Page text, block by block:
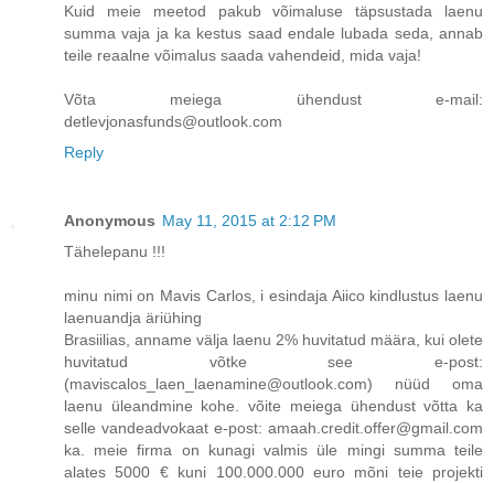
Kuid meie meetod pakub võimaluse täpsustada laenu
summa vaja ja ka kestus saad endale lubada seda, annab
teile reaalne võimalus saada vahendeid, mida vaja!
Võta meiega ühendust e-mail:
detlevjonasfunds@outlook.com
Reply
Anonymous May 11, 2015 at 2:12 PM
Tähelepanu !!!
minu nimi on Mavis Carlos, i esindaja Aiico kindlustus laenu
laenuandja äriühing
Brasiilias, anname välja laenu 2% huvitatud määra, kui olete
huvitatud võtke see e-post:
(maviscalos_laen_laenamine@outlook.com) nüüd oma
laenu üleandmine kohe. võite meiega ühendust võtta ka
selle vandeadvokaat e-post: amaah.credit.offer@gmail.com
ka. meie firma on kunagi valmis üle mingi summa teile
alates 5000 € kuni 100.000.000 euro mõni teie projekti